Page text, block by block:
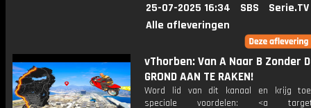
25-07-2025 16:34 SBS
Serie.TV
Alle afleveringen
vThorben: Van A Naar B Zonder
GROND AAN TE RAKEN!
Word lid van dit kanaal en krijg
speciale voordelen: <a